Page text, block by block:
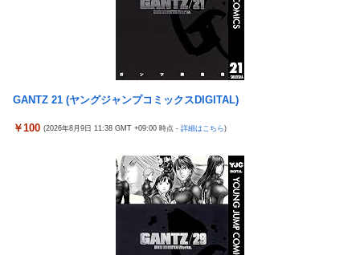
【画像】このLINEでなんで女が怒ってるのか分かんない奴はモテ
ない奴確定らしい←お前らは勿論わかるよな？？？？？？？
中国「大洪水！」三峡ダム「13基の水門開放（爆量放流」中国都
市「三峡上流で豪雨！（三峡下流で水害」長江と黄河「同時氾濫
危機」台風13号「中国本土...
中国「大洪水！」三峡ダム「13基の水門開放（爆量放流」中国都
市「三峡上流で豪雨！（三峡下流で水害」長江と黄河「同時氾濫
【マスコミ妄想】女性セブンさん、高市憎しが極まりすぎたの
か、過去一級の低俗な「支持率下げてやる」記事を配信してしま
う 想像の10倍低俗
【辺野古転覆】生徒遺族、全容解明求め「再発防止を求める会」
芸能人 「車の任意保険は強制にしろ、保険にも入れないヤツは運
転すんな！法律を改正しろ！！」
【J2第1節 鳥栖×甲府】鳥栖が好相性の甲府に2-0快勝で5年ぶり
開幕白星！田中雄大は古巣に恩返しPK弾
【ウマ娘】武さんが引退したらウマ娘に実装されそう
サイバスターが一番輝いてたスパロボ
モバＰ「アイドルにセクハラをします」
【白バラ案件】高級豆腐ワイ「150g×2丁で250円か…高いけど美
味そうだし一丁買ってみるか！」
GANTZ 21 (ヤングジャンプコミックスDIGITAL)
￥100 (2026年8月9日 11:38 GMT +09:00 時点 - 詳細はこちら)